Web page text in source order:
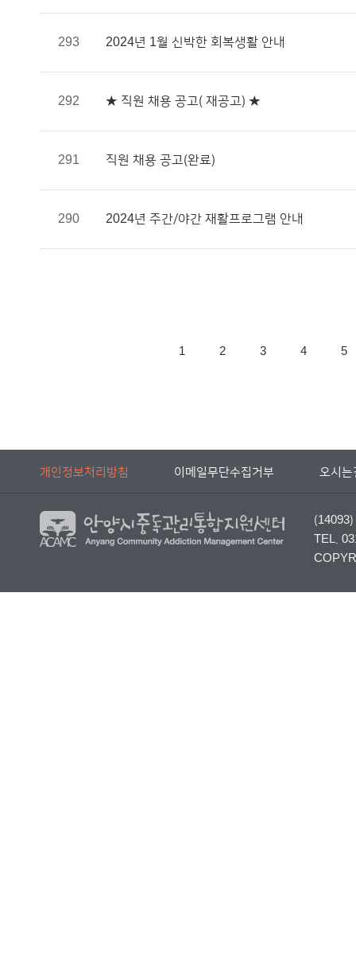
293 2024년 1월 신박한 회복생활 안내
292 ★ 직원 채용 공고( 재공고) ★
291 직원 채용 공고(완료)
290 2024년 주간/야간 재활프로그램 안내
1 2 3 4 5
개인정보처리방침 이메일무단수집거부 오시는
TEL.